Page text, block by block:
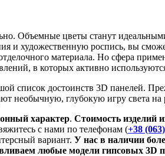
Объемные цветы станут
и художественную роспись, вы
материала. Но сфера
в которых активно
список достоинств 3D панелей.
необычную, глубокую игру света на
характер. Стоимость изделий
с нами по телефонам (+38
вариант. У нас в наличии
любые модели гипсовых 3D